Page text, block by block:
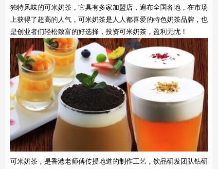
独特风味的可米奶茶，它具有多家加盟店，遍布全国各地，在市场
上获得了超高的人气，可米奶茶是人人都喜爱的特色奶茶品牌，也
是创业者们轻松致富的好选择，投资可米奶茶，盈利无忧！
可米奶茶，是香港老师傅传授地道的制作工艺，饮品研发团队钻研